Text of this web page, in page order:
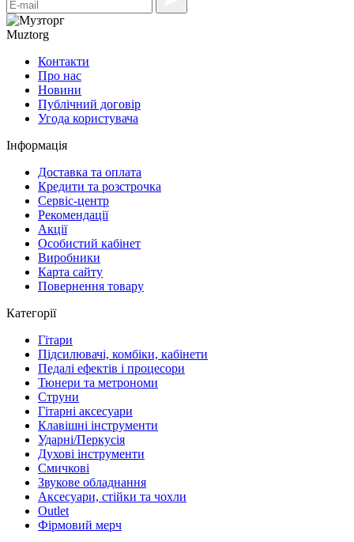
Muztorg
Контакти
Про нас
Новини
Публічний договір
Угода користувача
Інформація
Доставка та оплата
Кредити та розстрочка
Сервіc-центр
Рекомендації
Акції
Особистий кабінет
Виробники
Карта сайту
Повернення товару
Категорії
Гітари
Підсилювачі, комбіки, кабінети
Педалі ефектів і процесори
Тюнери та метрономи
Струни
Гітарні аксесуари
Клавішні інструменти
Ударні/Перкусія
Духові інструменти
Смичкові
Звукове обладнання
Аксесуари, стійки та чохли
Outlet
Фірмовий мерч